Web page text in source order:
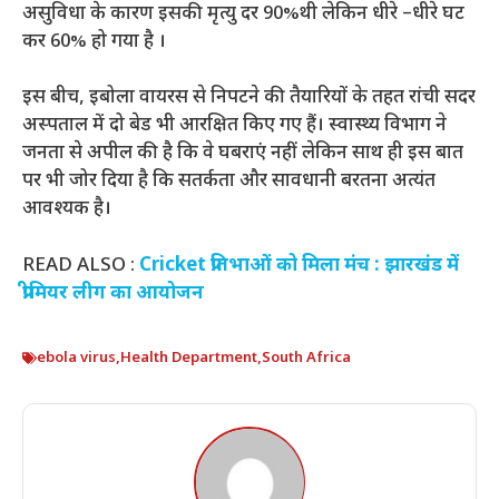
असुविधा के कारण इसकी मृत्यु दर 90%थी लेकिन धीरे –धीरे घट
कर 60% हो गया है ।
इस बीच, इबोला वायरस से निपटने की तैयारियों के तहत रांची सदर
अस्पताल में दो बेड भी आरक्षित किए गए हैं। स्वास्थ्य विभाग ने
जनता से अपील की है कि वे घबराएं नहीं लेकिन साथ ही इस बात
पर भी जोर दिया है कि सतर्कता और सावधानी बरतना अत्यंत
आवश्यक है।
READ ALSO : Cricket प्रतिभाओं को मिला मंच : झारखंड में
प्रीमियर लीग का आयोजन
ebola virus,Health Department,South Africa